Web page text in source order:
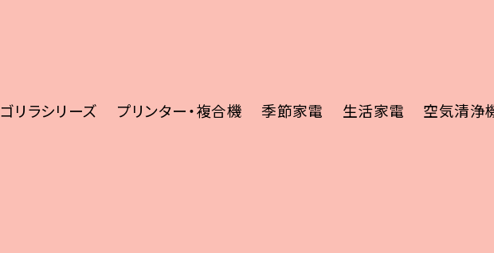
ゴリラシリーズ プリンター・複合機 季節家電 生活家電 空気清浄